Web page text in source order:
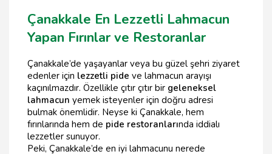
Çanakkale En Lezzetli Lahmacun
Yapan Fırınlar ve Restoranlar
Çanakkale’de yaşayanlar veya bu güzel şehri ziyaret
edenler için lezzetli pide ve lahmacun arayışı
kaçınılmazdır. Özellikle çıtır çıtır bir geleneksel
lahmacun yemek isteyenler için doğru adresi
bulmak önemlidir. Neyse ki Çanakkale, hem
fırınlarında hem de pide restoranlarında iddialı
lezzetler sunuyor.
Peki, Çanakkale’de en iyi lahmacunu nerede